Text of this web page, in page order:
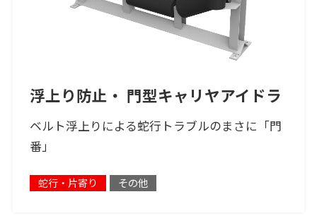
浮上り防止・ 門型キャリヤアイドラ
ベルト浮上りによる蛇行トラブルのまさに「門
番」
蛇行・片寄り その他